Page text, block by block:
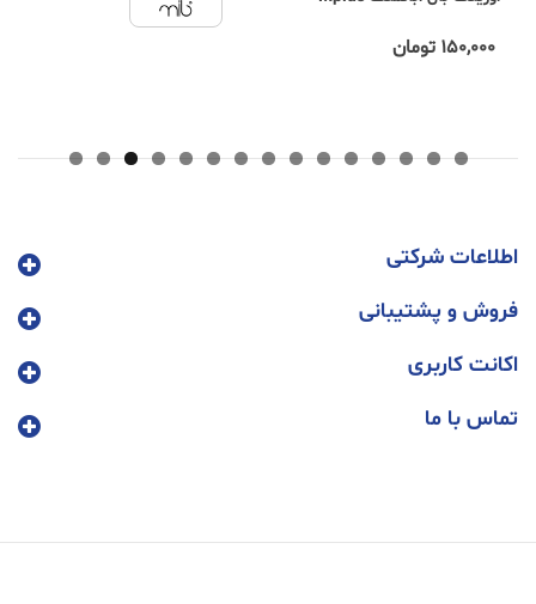
اطلاعات شرکتی
فروش و پشتیبانی
اکانت کاربری
تماس با ما